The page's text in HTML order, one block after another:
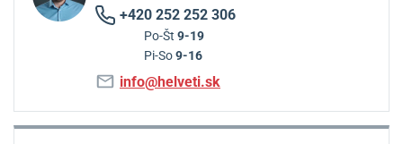
+420 252 252 306
Po-Št 9-19
Pi-So9-16
info@helveti.sk